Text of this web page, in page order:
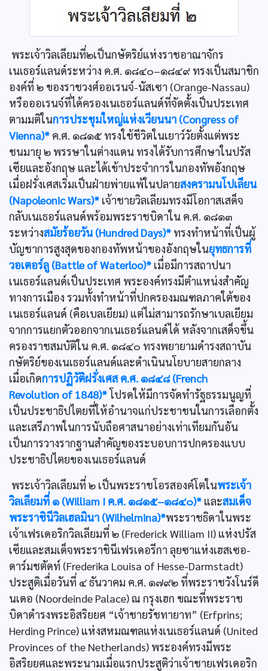
พระเจ้าวิลเลียมที่๒เป็นกษัตริย์แห่งราชอาณาจักร
เนเธอร์แลนด์ระหว่าง ค.ศ. ๑๘๔๐–๑๘๔๙ ทรงเป็นสมาชิก
องค์ที่ ๒ ของราชวงศ์ออเรนจ์-นัสเซา (Orange-Nassau)
หรือออเรนจ์ที่ได้ครองเนเธอร์แลนด์ที่จัดตั้งเป็นประเทศ
ตามมติในการประชุมใหญ่แห่งเวียนนา (Congress of
Vienna)* ค.ศ. ๑๘๑๕ ทรงใช้ชีวิตในเยาว์วัยตั้งแต่พระ
ชนมายุ ๒ พรรษาในต่างแดน ทรงได้รับการศึกษาในปรัส
เซียและอังกฤษ และได้เข้าประจำการในกองทัพอังกฤษ
เมื่อฝรั่งเศสเริ่มเป็นฝ่ายพ่ายแพ้ในปลายสงครามนโปเลียน
(Napoleonic Wars)* เจ้าชายวิลเลียมทรงมีโอกาสเสด็จ
กลับเนเธอร์แลนด์พร้อมพระราชบิดาใน ค.ศ. ๑๘๑๓
ระหว่างสมัยร้อยวัน (Hundred Days)* ทรงทำหน้าที่เป็นผู้
บัญชาการสูงสุดของกองทัพหน้าของอังกฤษในยุทธการที่
วอเตอร์ลู (Battle of Waterloo)* เมื่อมีการสถาปนา
เนเธอร์แลนด์เป็นประเทศ พระองค์ทรงมีตำแหน่งสำคัญ
ทางการเมือง รวมทั้งทำหน้าที่ปกครองมณฑลภาคใต้ของ
เนเธอร์แลนด์ (คือเบลเยียม) แต่ไม่สามารถรักษาเบลเยียม
จากการแยกตัวออกจากเนเธอร์แลนด์ได้ หลังจากเสด็จขึ้น
ครองราชสมบัติใน ค.ศ. ๑๘๔๐ ทรงพยายามดำรงสถาบัน
กษัตริย์ของเนเธอร์แลนด์และดำเนินนโยบายสายกลาง
เมื่อเกิดการปฏิวัติฝรั่งเศส ค.ศ. ๑๘๔๘ (French
Revolution of 1848)*โปรดให้มีการจัดทำรัฐธรรมนูญที่
เป็นประชาธิปไตยที่ให้อำนาจแก่ประชาชนในการเลือกตั้ง
และเสรีภาพในการนับถือศาสนาอย่างเท่าเทียมกันอัน
เป็นการวางรากฐานสำคัญของระบอบการปกครองแบบ
ประชาธิปไตยของเนเธอร์แลนด์
พระเจ้าวิลเลียมที่ ๒ เป็นพระราชโอรสองค์โตในพระเจ้า
วิลเลียมที่ ๑ (William I ค.ศ. ๑๘๑๕–๑๘๔๐)* และสมเด็จ
พระราชินีวิลเฮลมินา (Wilhelmina)*พระราชธิดาในพระ
เจ้าเฟรเดอริกวิลเลียมที่ ๒ (Frederick William II) แห่งปรัส
เซียและสมเด็จพระราชินีเฟรเดอรีกา ลุยซาแห่งเฮสเซอ-
ดาร์มชตัดท์ (Frederika Louisa of Hesse-Darmstadt)
ประสูติเมื่อวันที่ ๔ ธันวาคม ค.ศ. ๑๗๙๒ ที่พระราชวังโนร์ดี
นเดอ (Noordeinde Palace) ณ กรุงเฮก ขณะที่พระราช
บิดาดำรงพระอิสริยยศ “เจ้าชายรัชทายาท” (Erfprins;
Herding Prince) แห่งสหมณฑลแห่งเนเธอร์แลนด์ (United
Provinces of the Netherlands) พระองค์ทรงมีพระ
อิสริยยศและพระนามเมื่อแรกประสูติว่าเจ้าชายเฟรเดอริก